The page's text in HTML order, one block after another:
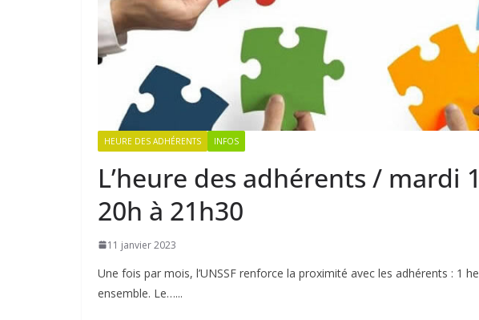
HEURE DES ADHÉRENTS INFOS
L’heure des adhérents / mardi
20h à 21h30
11 janvier 2023
Une fois par mois, l’UNSSF renforce la proximité avec les adhérents : 1
ensemble. Le…...